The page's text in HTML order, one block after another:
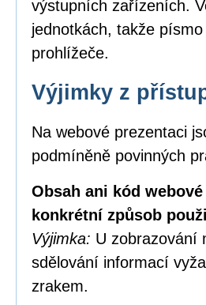
výstupních zařízeních.
jednotkách, takže
prohlížeče.
Výjimky z
Na webové prezentaci
podmíněně povinných
Obsah ani kód
konkrétní způsob
Výjimka: U zobrazování
sdělování informací
zrakem.